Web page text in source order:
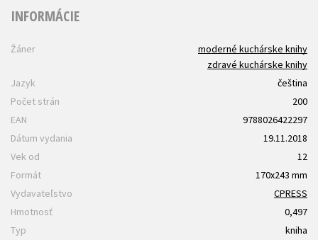
INFORMÁCIE
Žáner
moderné kuchárske knihy
zdravé kuchárske knihy
Jazyk
čeština
Počet strán
200
EAN
9788026422297
Dátum vydania
19.11.2018
Vek od
12
Formát
170x243 mm
Vydavateľstvo
CPRESS
Hmotnosť
0,497
Typ
kniha